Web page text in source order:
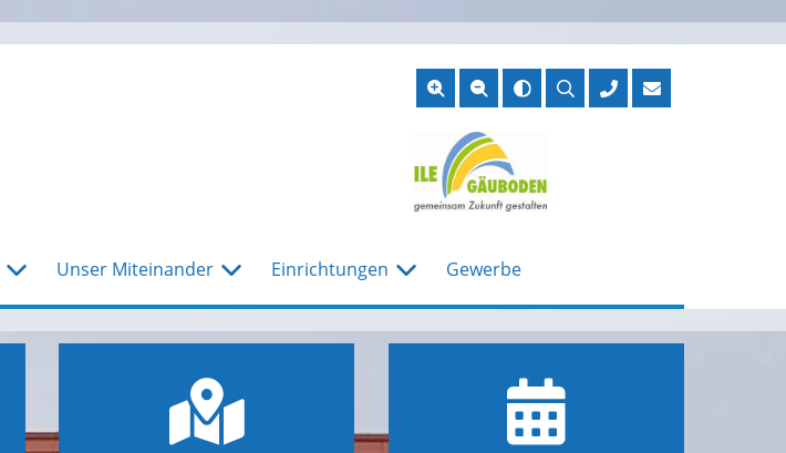
Suche
Unser Miteinander Einrichtungen Gewerbe